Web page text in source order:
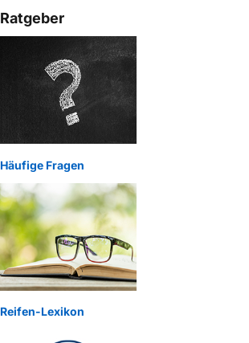
Ratgeber
Häufige Fragen
Reifen-Lexikon